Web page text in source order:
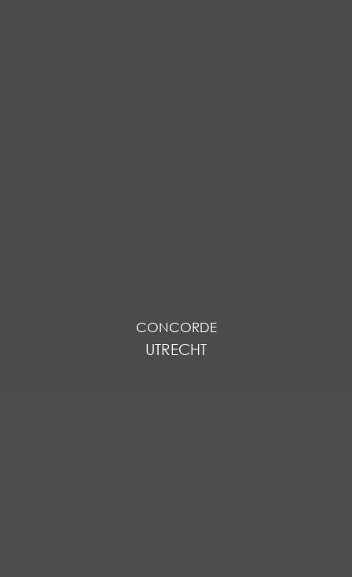
CONCORDE
UTRECHT